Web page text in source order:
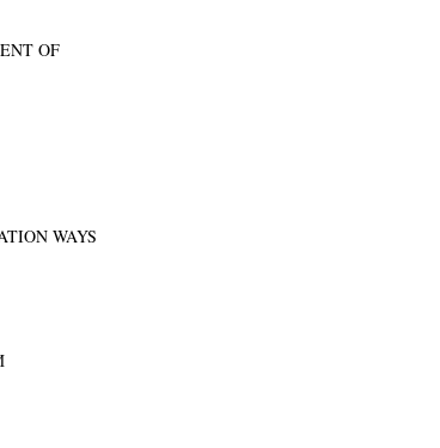
OF
WAYS